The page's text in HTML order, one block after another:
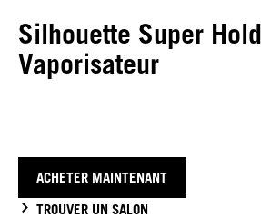
Silhouette Super
Vaporisateur
ACHETER MAINTENANT
TROUVER UN SALON